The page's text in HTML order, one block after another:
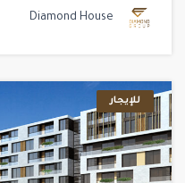
Diamond House
للإيجار